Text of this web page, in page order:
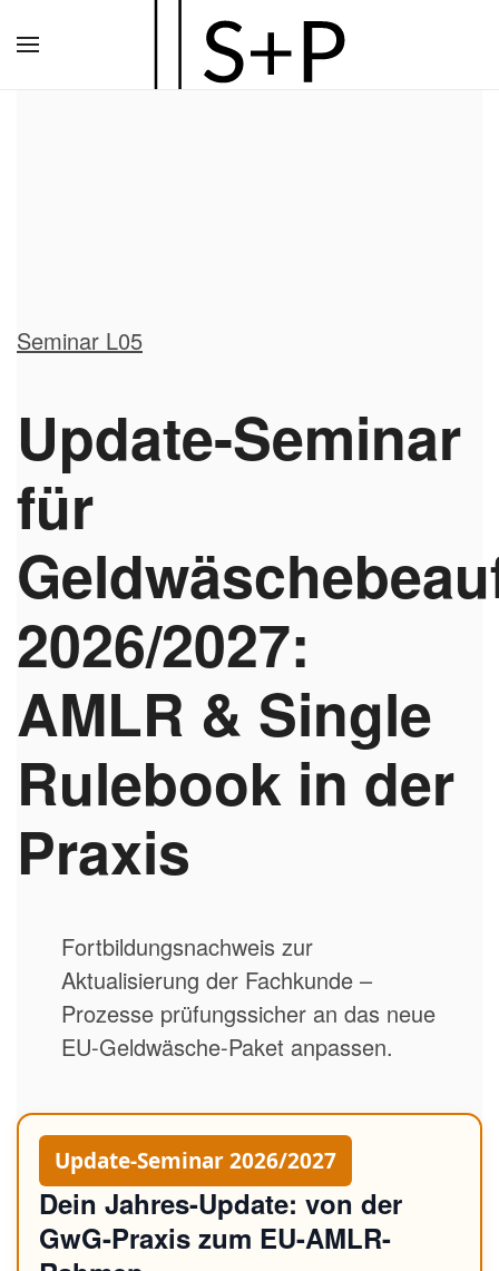
Hauptinhalt
Seminar L05
Update-Seminar
für
2026/2027:
AMLR & Single
Rulebook in der
Praxis
Fortbildungsnachweis zur
Aktualisierung der Fachkunde –
Prozesse prüfungssicher an das neue
EU-Geldwäsche-Paket anpassen.
Update-Seminar 2026/2027
Dein Jahres-Update: von der
GwG-Praxis zum EU-AMLR-